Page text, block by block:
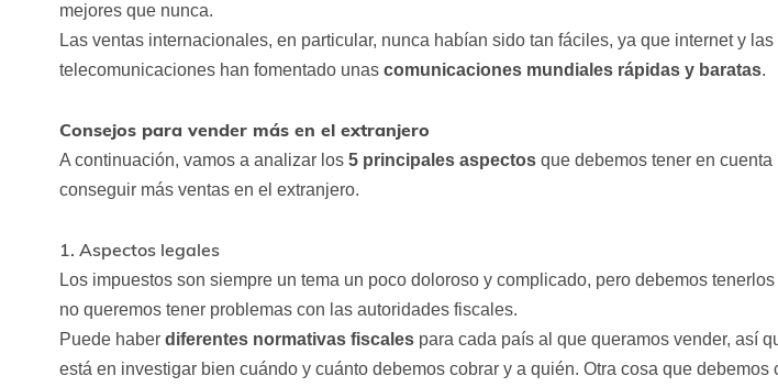
mejores que nunca.
Las ventas internacionales, en particular, nunca habían sido tan fáciles, ya que internet y las
telecomunicaciones han fomentado unas comunicaciones mundiales rápidas y baratas.
Consejos para vender más en el extranjero
A continuación, vamos a analizar los5 principales aspectosque debemos tener en cuenta
conseguir más ventas en el extranjero.
1. Aspectos legales
Los impuestos son siempre un tema un poco doloroso y complicado, pero debemos
no queremos tener problemas con las autoridades fiscales.
Puede haberdiferentes normativas fiscalespara cada país al que queramos vender, así
está en investigar bien cuándo y cuánto debemos cobrar y a quién. Otra cosa que debemos